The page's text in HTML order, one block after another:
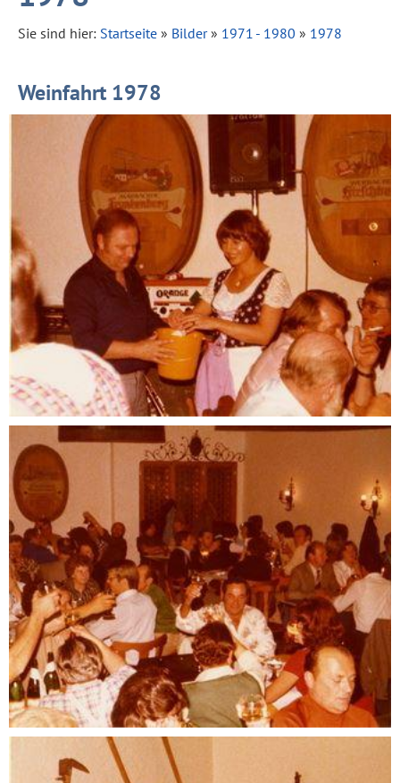
Sie sind hier: Startseite » Bilder» 1971 - 1980 » 1978
Weinfahrt 1978